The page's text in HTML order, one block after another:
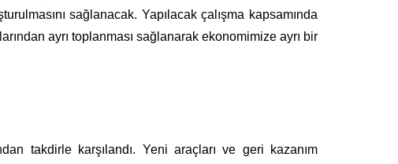
sağlanacak. Yapılacak çalışma kapsamında
ayrı toplanması sağlanarak ekonomimize ayrı bir
takdirle karşılandı. Yeni araçları ve geri kazanım